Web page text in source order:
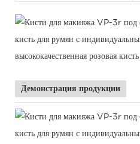
Демонстрация продукции